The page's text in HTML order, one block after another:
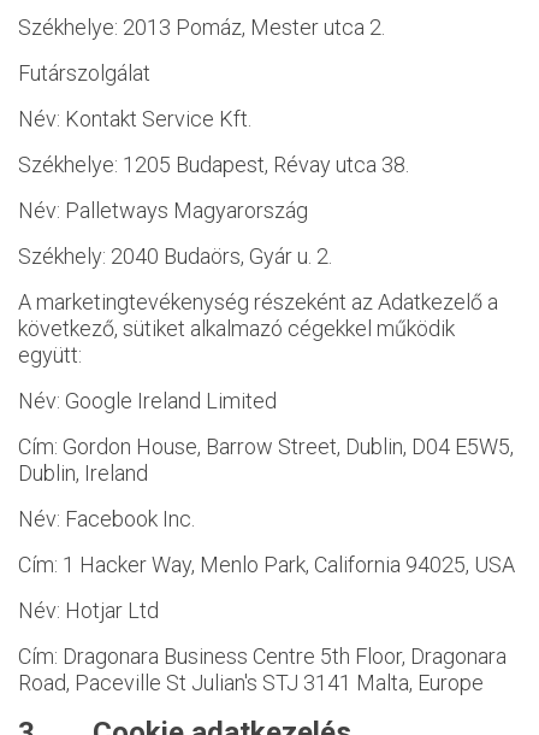
Székhelye: 2013 Pomáz, Mester utca 2.
Futárszolgálat
Név: Kontakt Service Kft.
Székhelye: 1205 Budapest, Révay utca 38.
Név: Palletways Magyarország
Székhely: 2040 Budaörs, Gyár u. 2.
A marketingtevékenység részeként az Adatkezelő a
következő, sütiket alkalmazó cégekkel működik
együtt:
Név: Google Ireland Limited
Cím: Gordon House, Barrow Street, Dublin, D04 E5W5,
Dublin, Ireland
Név: Facebook Inc.
Cím: 1 Hacker Way, Menlo Park, California 94025, USA
Név: Hotjar Ltd
Cím: Dragonara Business Centre 5th Floor, Dragonara
Road, Paceville St Julian's STJ 3141 Malta, Europe